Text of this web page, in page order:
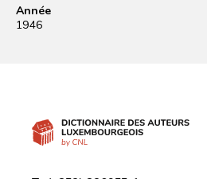
Année
1946